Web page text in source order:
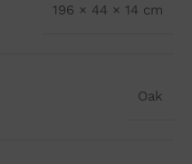
196 × 44 × 14 cm
Oak